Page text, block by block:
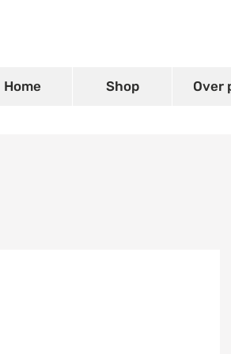
Home Shop Over